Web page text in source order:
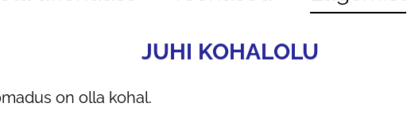
JUHI KOHALOLU
on olla kohal.